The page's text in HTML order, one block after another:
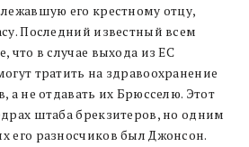
его крестному отцу,
Последний известный всем
что в случае выхода из ЕС
тратить на здравоохранение
а не отдавать их Брюсселю. Этот
штаба брекзитеров, но одним
его разносчиков был Джонсон.